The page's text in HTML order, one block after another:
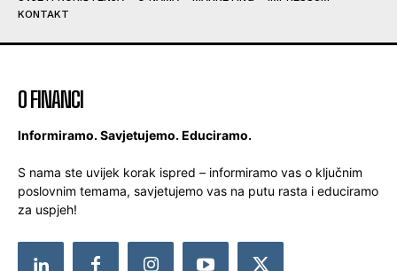
KONTAKT
O FINANCI
Informiramo. Savjetujemo. Educiramo.
S nama ste uvijek korak ispred – informiramo vas o ključnim
poslovnim temama, savjetujemo vas na putu rasta i educiramo
za uspjeh!